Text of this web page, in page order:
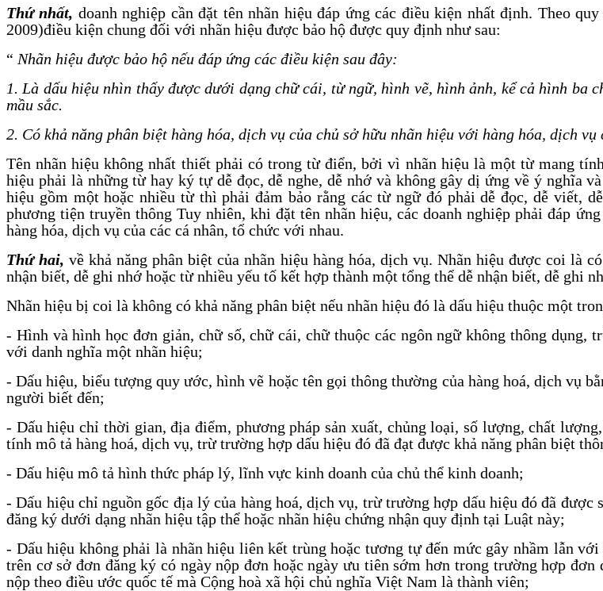
Thứ nhất, doanh nghiệp cần đặt tên nhãn hiệu đáp ứng các điều kiện nhất định. Theo
2009)điều kiện chung đối với nhãn hiệu được bảo hộ được quy định như sau:
“ Nhãn hiệu được bảo hộ nếu đáp ứng các điều kiện sau đây:
1. Là dấu hiệu nhìn thấy được dưới dạng chữ cái, từ ngữ, hình vẽ, hình ảnh, kể cả hình ba
mầu sắc.
2. Có khả năng phân biệt hàng hóa, dịch vụ của chủ sở hữu nhãn hiệu với hàng hóa, dịch vụ
Tên nhãn hiệu không nhất thiết phải có trong từ điển, bởi vì nhãn hiệu là một từ mang
hiệu phải là những từ hay ký tự dễ đọc, dễ nghe, dễ nhớ và không gây dị ứng về ý nghĩa
hiệu gồm một hoặc nhiều từ thì phải đảm bảo rằng các từ ngữ đó phải dễ đọc, dễ viết,
phương tiện truyền thông Tuy nhiên, khi đặt tên nhãn hiệu, các doanh nghiệp phải đáp
hàng hóa, dịch vụ của các cá nhân, tổ chức với nhau.
Thứ hai, về khả năng phân biệt của nhãn hiệu hàng hóa, dịch vụ. Nhãn hiệu được coi là
nhận biết, dễ ghi nhớ hoặc từ nhiều yếu tố kết hợp thành một tổng thể dễ nhận biết, dễ ghi
Nhãn hiệu bị coi là không có khả năng phân biệt nếu nhãn hiệu đó là dấu hiệu thuộc một
- Hình và hình học đơn giản, chữ số, chữ cái, chữ thuộc các ngôn ngữ không thông dụng,
với danh nghĩa một nhãn hiệu;
- Dấu hiệu, biểu tượng quy ước, hình vẽ hoặc tên gọi thông thường của hàng hoá, dịch vụ
người biết đến;
- Dấu hiệu chỉ thời gian, địa điểm, phương pháp sản xuất, chủng loại, số lượng, chất
tính mô tả hàng hoá, dịch vụ, trừ trường hợp dấu hiệu đó đã đạt được khả năng phân biệt
- Dấu hiệu mô tả hình thức pháp lý, lĩnh vực kinh doanh của chủ thể kinh doanh;
- Dấu hiệu chỉ nguồn gốc địa lý của hàng hoá, dịch vụ, trừ trường hợp dấu hiệu đó đã
đăng ký dưới dạng nhãn hiệu tập thể hoặc nhãn hiệu chứng nhận quy định tại Luật này;
- Dấu hiệu không phải là nhãn hiệu liên kết trùng hoặc tương tự đến mức gây nhầm lẫn
trên cơ sở đơn đăng ký có ngày nộp đơn hoặc ngày ưu tiên sớm hơn trong trường hợp
nộp theo điều ước quốc tế mà Cộng hoà xã hội chủ nghĩa Việt Nam là thành viên;